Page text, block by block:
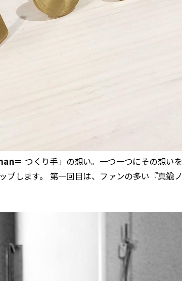
＝ つくり手」の想い。一つ一つにその想い
プします。 第一回目は、ファンの多い『真鍮